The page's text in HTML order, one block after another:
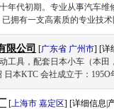
年代初期。专业从事汽车维
拥有一支高素质的专业技术
限公司 [广东省 广州市] [详
工具，配套日本小车（本田
日本KTC 会社成立于：195O
[上海市 嘉定区] [详细信息